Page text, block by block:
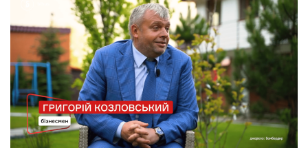
г
о
р
е
ж
и
м
у